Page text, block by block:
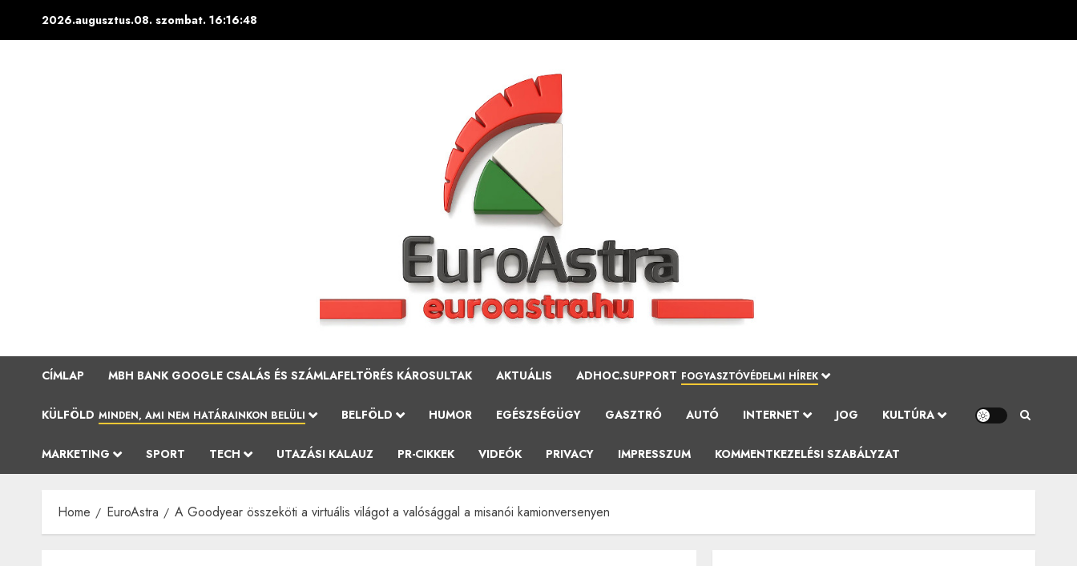
2026.augusztus.08. szombat. 16:16:49
CÍMLAP MBH BANK GOOGLE CSALÁS ÉS SZÁMLAFELTÖRÉS KÁROSULTAK AKTUÁLIS ADHOC.SUPPORT FOGYASZTÓVÉDELMI HÍREK
KÜLFÖLD MINDEN, AMI NEM HATÁRAINKON BELÜLI BELFÖLD HUMOR EGÉSZSÉGÜGY GASZTRÓ AUTÓ INTERNET JOG KULTÚRA
MARKETING SPORT TECH UTAZÁSI KALAUZ PR-CIKKEK VIDEÓK PRIVACY IMPRESSZUM KOMMENTKEZELÉSI SZABÁLYZAT
Home EuroAstra A Goodyear összeköti a virtuális világot a valósággal a misanói kamionversenyen